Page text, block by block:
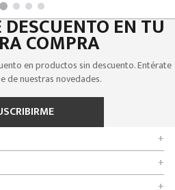
EN TU
COMPRA
en productos sin descuento. Entérate
de nuestras novedades.
+
+
+